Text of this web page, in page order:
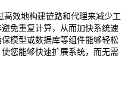
效地构建链路和代理来减少工
免重复计算，从而加快系统速
模型或数据库等组件能够轻松
您能够快速扩展系统，而无需